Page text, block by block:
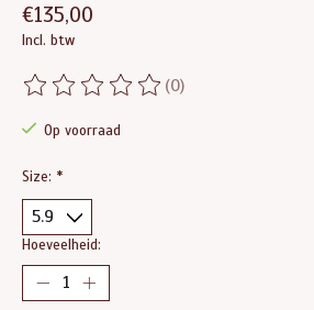
€135,00
Incl. btw
De beoordeling van dit product is
(0)
Op voorraad
Size: *
Hoeveelheid: